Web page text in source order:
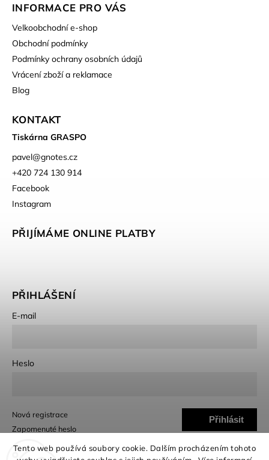
Tento web používá soubory cookie. Dalším procházením tohoto
INFORMACE PRO VÁS
Velkoobchodní e-shop
Obchodní podmínky
Podmínky ochrany osobních údajů
Vrácení zboží a reklamace
Blog
KONTAKT
Tiskárna GRASPO
pavel@gnotes.cz
+420 724 130 914
Facebook
Instagram
PŘIJÍMÁME ONLINE PLATBY
PŘIHLÁŠENÍ
E-mail
Heslo
Přihlásit
Nová registrace
Zapomenuté heslo